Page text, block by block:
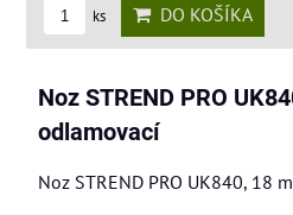
ks DO KOŠÍKA
Noz STREND PRO
odlamovací
Noz STREND PRO UK840, 18